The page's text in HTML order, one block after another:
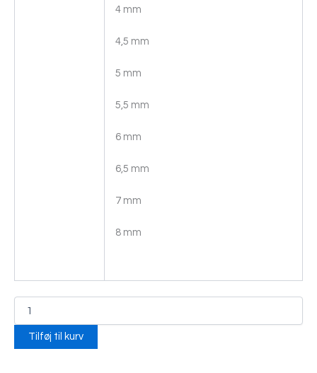
4 mm
4,5 mm
5 mm
5,5 mm
6 mm
6,5 mm
7 mm
8 mm
Tilføj til kurv